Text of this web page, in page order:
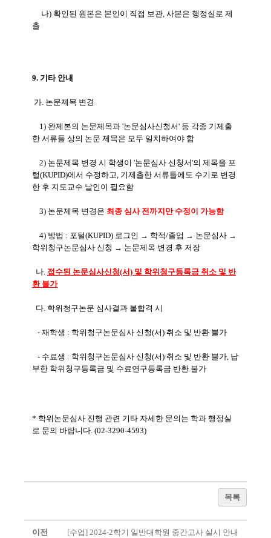
나) 확인된 원본은 본인이 직접 보관, 사본은 행정실로 제
출
9. 기타 안내
가. 논문제목 변경
1) 완제본의 논문제목과 '논문심사신청서' 등 각종 기제출
한 서류들 상의 논문 제목은 모두 일치하여야 함
2) 논문제목 변경 시 학생이 '논문심사 신청서'의 제목을 포
털(KUPID)에서 수정하고, 기제출한 서류들에도 수기 로 변경
한 후 지도교수 날인이 필요함
3) 논문제목 변경은 최종 심사 전까지만 수정이 가능함
4) 방법 : 포털(KUPID) 로그인 → 학적/졸업 → 논문심사 →
학위청구논문심사 신청 → 논문제목 변경 후 저장
나. 접수된 논문심사신청(서) 및 학위청구등록금 취소 및 반
환 불가
다. 학위청구논문 심사결과 불합격 시
- 재학생 : 학위청구논문심사 신청(서) 취소 및 반환 불가
- 수료생 : 학위청구논문심사 신청(서) 취소 및 반환 불가, 납
부한 학위청구등록금 및 수료연구등록금 반환 불가
* 학위논문심사 진행 관련 기타 자세한 문의는 학과 행정실
로 문의 바랍니다. (02-3290-4593)
목록
이전 [수업] 2024-2학기 일반대학원 중간고사 실시 안내